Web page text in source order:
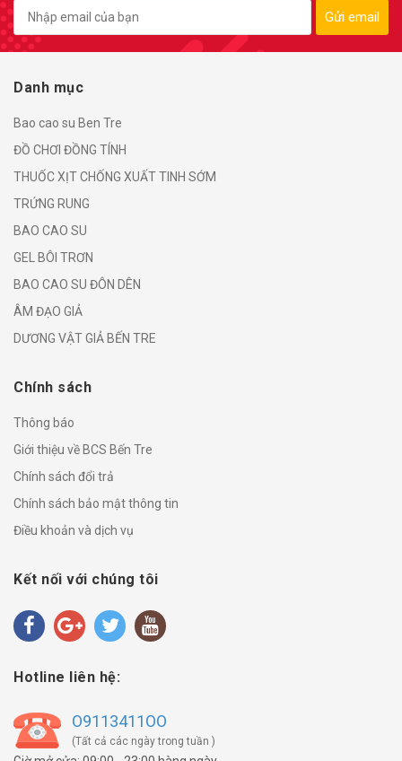
Gửi email
Danh mục
Bao cao su Ben Tre
ĐỒ CHƠI ĐỒNG TÍNH
THUỐC XỊT CHỐNG XUẤT TINH SỚM
TRỨNG RUNG
BAO CAO SU
GEL BÔI TRƠN
BAO CAO SU ĐÔN DÊN
ÂM ĐẠO GIẢ
DƯƠNG VẬT GIẢ BẾN TRE
Chính sách
Thông báo
Giới thiệu về BCS Bến Tre
Chính sách đổi trả
Chính sách bảo mật thông tin
Điều khoản và dịch vụ
Kết nối với chúng tôi
Hotline liên hệ:
O9113411OO
(Tất cả các ngày trong tuần )